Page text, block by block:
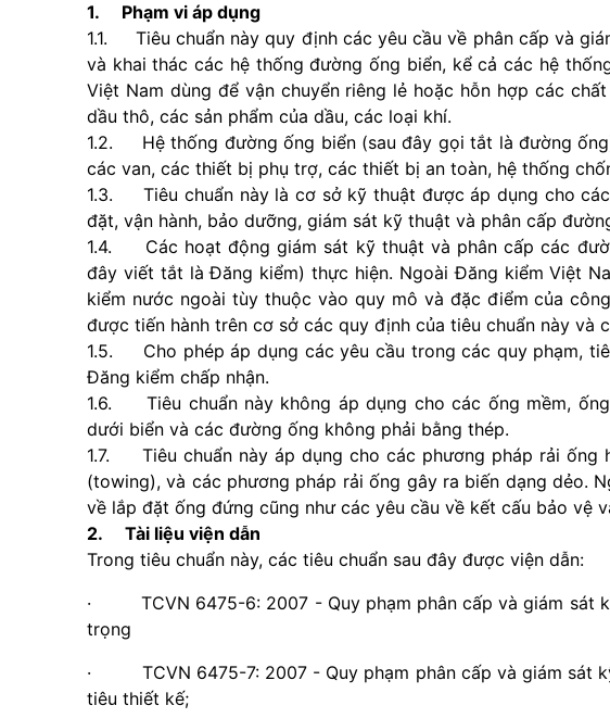
1. Phạm vi áp dụng
1.1. Tiêu chuẩn này quy định các yêu cầu về phân cấp và
và khai thác các hệ thống đường ống biển, kể cả các hệ
Việt Nam dùng để vận chuyển riêng lẻ hoặc hỗn hợp các
dầu thô, các sản phẩm của dầu, các loại khí.
1.2. Hệ thống đường ống biển (sau đây gọi tắt là đường
các van, các thiết bị phụ trợ, các thiết bị an toàn, hệ thống
1.3. Tiêu chuẩn này là cơ sở kỹ thuật được áp dụng cho
đặt, vận hành, bảo dưỡng, giám sát kỹ thuật và phân cấp
1.4. Các hoạt động giám sát kỹ thuật và phân cấp các
đây viết tắt là Đăng kiểm) thực hiện. Ngoài Đăng kiểm Việt
kiểm nước ngoài tùy thuộc vào quy mô và đặc điểm của
được tiến hành trên cơ sở các quy định của tiêu chuẩn này và
1.5. Cho phép áp dụng các yêu cầu trong các quy phạm,
Đăng kiểm chấp nhận.
1.6. Tiêu chuẩn này không áp dụng cho các ống mềm,
dưới biển và các đường ống không phải bằng thép.
1.7. Tiêu chuẩn này áp dụng cho các phương pháp rải ống
(towing), và các phương pháp rải ống gây ra biến dạng dẻo.
về lắp đặt ống đứng cũng như các yêu cầu về kết cấu bảo vệ
2. Tài liệu viện dẫn
Trong tiêu chuẩn này, các tiêu chuẩn sau đây được viện dẫn:
· TCVN 6475-6: 2007 - Quy phạm phân cấp và giám sát
trọng
· TCVN 6475-7: 2007 - Quy phạm phân cấp và giám sát
tiêu thiết kế;